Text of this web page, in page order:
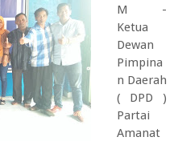
M -
Ketua
Dewan
Pimpina
n Daerah
( DPD )
Partai
Amanat